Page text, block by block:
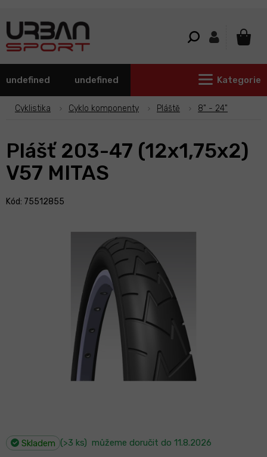
undefined undefined Kategorie
Cyklistika Cyklo komponenty Pláště 8" - 24"
Plášť 203-47 (12x1,75x2)
V57 MITAS
Kód: 75512855
Skladem (>3 ks) můžeme doručit do 11.8.2026